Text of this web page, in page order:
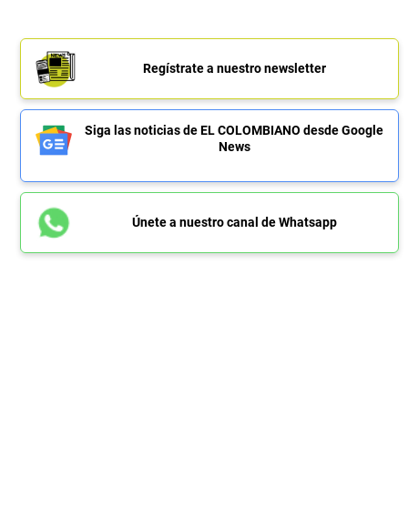
Regístrate a nuestro newsletter
Siga las noticias de EL COLOMBIANO desde Google
News
Únete a nuestro canal de Whatsapp